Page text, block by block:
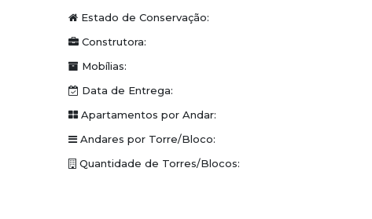
Piscina adulto e infantil com jacuzzi
Forneria com forno de pizza e churrasqueira
Espaço Gourmet
Salão de Festas
Academia com 100m² e vista panorâmica
Estado de Conservação:
Construtora:
Mobílias:
Data de Entrega:
Apartamentos por Andar:
Andares por Torre/Bloco:
Quantidade de Torres/Blocos: